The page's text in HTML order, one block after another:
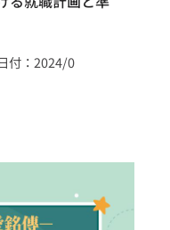
付：2024/0